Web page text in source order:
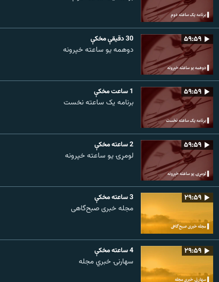
۵۹:۵۹ 30 دقيقې مخکې
دوهمه یو ساعته خپرونه
۵۹:۵۹ 1 ساعت مخکې
برنامه یک ساعته نخست
۵۹:۵۹ 2 ساعته مخکې
لومړۍ یو ساعته خپرونه
۲۹:۵۹ 3 ساعته مخکې
مجله خبری صبح‌گاهی
۲۹:۵۹ 4 ساعته مخکې
سهارنۍ خبري مجله